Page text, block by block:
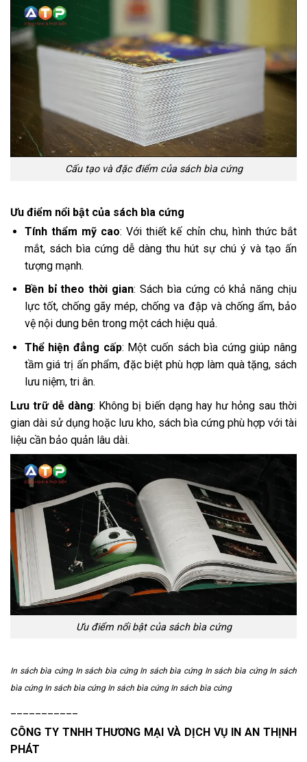
Cấu tạo và đặc điểm của sách bìa cứng
Ưu điểm nổi bật của sách bìa cứng
Tính thẩm mỹ cao: Với thiết kế chỉn chu, hình thức bắt
mắt, sách bìa cứng dễ dàng thu hút sự chú ý và tạo ấn
tượng mạnh.
Bền bỉ theo thời gian: Sách bìa cứng có khả năng chịu
lực tốt, chống gãy mép, chống va đập và chống ẩm, bảo
vệ nội dung bên trong một cách hiệu quả.
Thể hiện đẳng cấp: Một cuốn sách bìa cứng giúp nâng
tầm giá trị ấn phẩm, đặc biệt phù hợp làm quà tặng, sách
lưu niệm, tri ân.
Lưu trữ dễ dàng: Không bị biến dạng hay hư hỏng sau thời
gian dài sử dụng hoặc lưu kho, sách bìa cứng phù hợp với tài
liệu cần bảo quản lâu dài.
Ưu điểm nổi bật của sách bìa cứng
In sách bìa cứng In sách bìa cứng In sách bìa cứng In sách bìa cứng In sách
bìa cứng In sách bìa cứng In sách bìa cứng In sách bìa cứng
CÔNG TY TNHH THƯƠNG MẠI VÀ DỊCH VỤ
IN AN THỊNH
PHÁT